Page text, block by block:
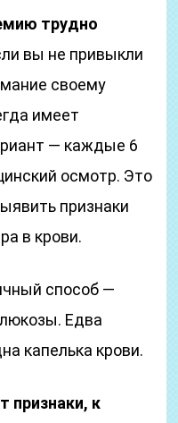
трудно
вы не привыкли
своему
имеет
— каждые 6
осмотр. Это
признаки
в крови.
способ —
Едва
капелька крови.
признаки, к